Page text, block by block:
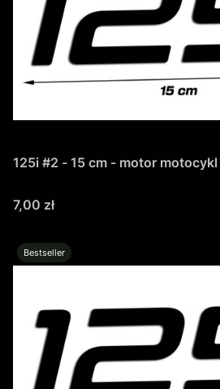
125i #2 - 15 cm - motor motocykl
Cena
7,00 zł
Bestseller